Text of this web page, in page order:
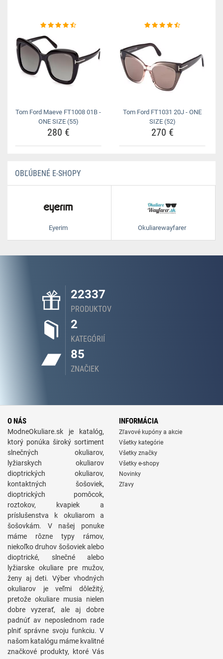
Tom Ford Maeve FT1008 01B -
ONE SIZE (55)
280 €
Tom Ford FT1031 20J - ONE
SIZE (52)
270 €
OBĽÚBENÉ E-SHOPY
Eyerim Okuliarewayfarer
22337
PRODUKTOV
2
KATEGÓRIÍ
85
ZNAČIEK
O NÁS
ModneOkuliare.sk je katalóg,
ktorý ponúka široký sortiment
slnečných okuliarov,
lyžiarskych okuliarov
dioptrických okuliarov,
kontaktných šošoviek,
dioptrických pomôcok,
roztokov, kvapiek a
príslušenstva k okuliarom a
šošovkám. V našej ponuke
máme rôzne typy rámov,
niekoľko druhov šošoviek alebo
dioptrické, slnečné alebo
lyžiarske okuliare pre mužov,
ženy aj deti. Výber vhodných
okuliarov je veľmi dôležitý,
pretože okuliare musia nielen
dobre vyzerať, ale aj dobre
padnúť av neposlednom rade
plniť správne svoju funkciu. V
našom katalógu máme kvalitné
značkové produkty, ktoré Vás
INFORMÁCIA
Zľavové kupóny a akcie
Všetky kategórie
Všetky značky
Všetky e-shopy
Novinky
Zľavy